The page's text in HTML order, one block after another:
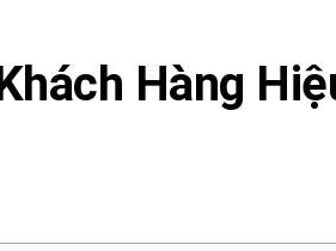
Hàng